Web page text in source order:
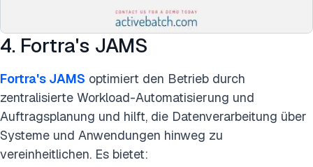
4. Fortra's JAMS
Fortra's JAMS optimiert den Betrieb durch
zentralisierte Workload-Automatisierung und
Auftragsplanung und hilft, die Datenverarbeitung über
Systeme und Anwendungen hinweg zu
vereinheitlichen. Es bietet: